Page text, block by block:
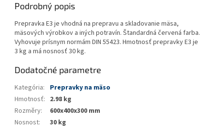
Podrobný popis
Prepravka E3 je vhodná na prepravu a skladovanie mäsa,
mäsových výrobkov a iných potravín. Štandardná červená farba.
Vyhovuje prísnym normám DIN 55423. Hmotnosť prepravky E3 je
3 kg a má nosnosť 30 kg.
Dodatočné parametre
Kategória:
Prepravky na mäso
Hmotnosť: 2.98 kg
Rozměry:
600x400x300 mm
Nosnost: 30 kg